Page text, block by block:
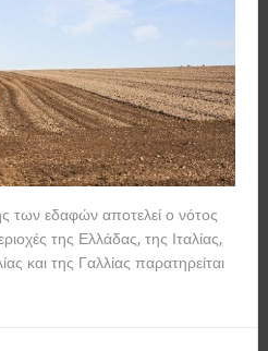
των εδαφών αποτελεί ο νότος
της Ελλάδας, της Ιταλίας,
και της Γαλλίας παρατηρείται